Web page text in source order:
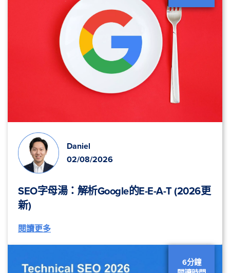
Daniel
02/08/2026
SEO字母湯：解析Google的E-E-A-T (2026更
新)
閱讀更多
6分鐘